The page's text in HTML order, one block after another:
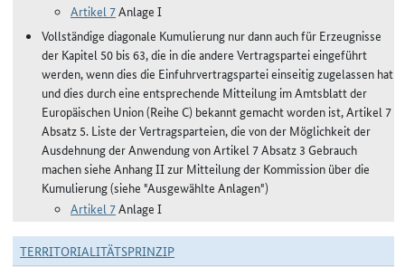
Artikel 7Anlage I
Vollständige diagonale Kumulierung nur dann auch für Erzeugnisse
der Kapitel 50 bis 63, die in die andere Vertragspartei eingeführt
werden, wenn dies die Einfuhrvertragspartei einseitig zugelassen hat
und dies durch eine entsprechende Mitteilung im Amtsblatt der
Europäischen Union (Reihe C) bekannt gemacht worden ist, Artikel 7
Absatz 5. Liste der Vertragsparteien, die von der Möglichkeit der
Ausdehnung der Anwendung von Artikel 7 Absatz 3 Gebrauch
machen siehe Anhang II zur Mitteilung der Kommission über die
Kumulierung (siehe "Ausgewählte Anlagen")
Artikel 7Anlage I
TERRITORIALITÄTSPRINZIP